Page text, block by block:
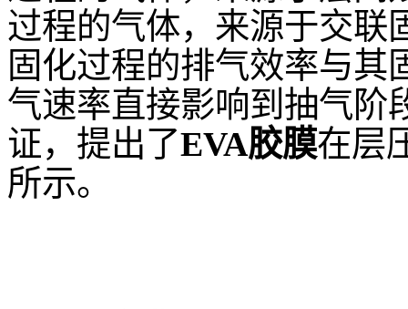
过程的气体，来源于交联
固化过程的排气效率与其
气速率直接影响到抽气阶
证，提出了EVA胶膜在层
所示。